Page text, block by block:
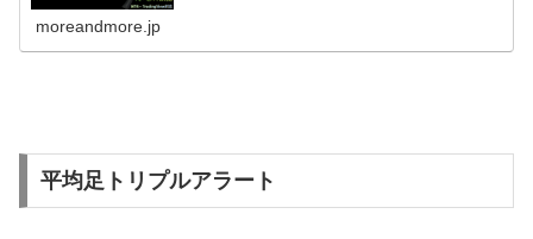
moreandmore.jp
平均足トリプルアラート